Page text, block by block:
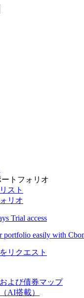
トフォリオ
スト
リオ
Trial access
portfolio easily with
リクエスト
よび債券マップ
AI搭載）